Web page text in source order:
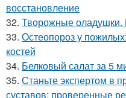
восстановление
32. Творожные оладушки.
33. Остеопороз у
костей
34. Белковый салат за 5
35. Станьте экспертом в
суставов: проверенные